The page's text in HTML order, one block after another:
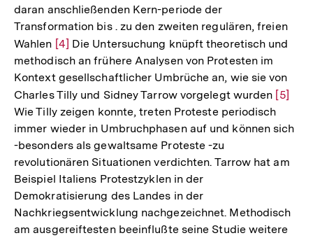
daran anschließenden Kern-periode der
Transformation bis . zu den zweiten regulären, freien
Wahlen Zur
Auflösung
der
Fußnote
[4] Die Untersuchung knüpft theoretisch und
methodisch an frühere Analysen von Protesten im
Kontext gesellschaftlicher Umbrüche an, wie sie von
Charles Tilly und Sidney Tarrow vorgelegt wurden Zur
der
[5]
Wie Tilly zeigen konnte, treten Proteste periodisch
immer wieder in Umbruchphasen auf und können sich
-besonders als gewaltsame Proteste -zu
revolutionären Situationen verdichten. Tarrow hat am
Beispiel Italiens Protestzyklen in der
Demokratisierung des Landes in der
Nachkriegsentwicklung nachgezeichnet. Methodisch
am ausgereiftesten beeinflußte seine Studie weitere